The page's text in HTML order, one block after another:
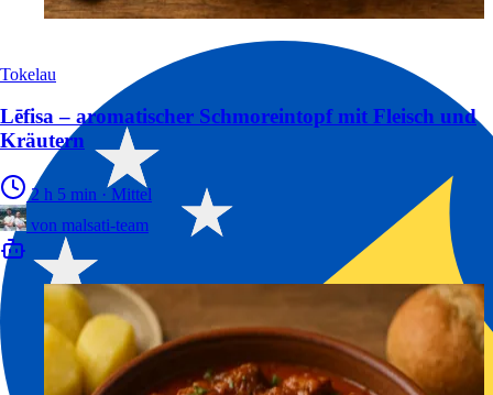
Tokelau
Lēfisa – aromatischer Schmor­eintopf mit Fleisch und
Kräutern
2 h 5 min · Mittel
von malsati-team